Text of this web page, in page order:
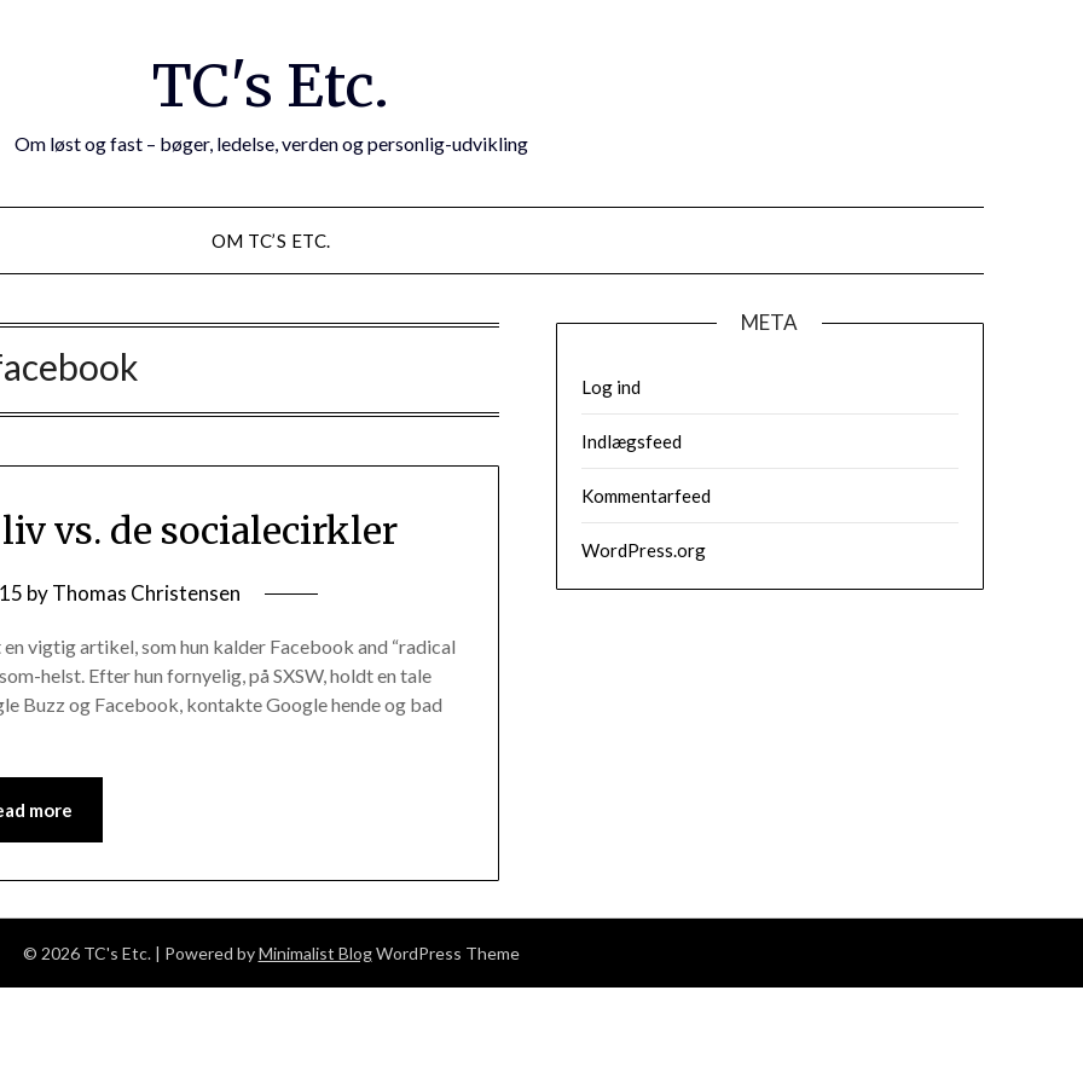
TC's Etc.
Om løst og fast – bøger, ledelse, verden og personlig-udvikling
OM TC’S ETC.
vs. de socialecirkler
byThomas Christensen
vigtig artikel, som hun kalder Facebook and “radical
helst. Efter hun fornyelig, på SXSW, holdt en tale
Buzz og Facebook, kontakte Google hende og bad
more
META
Log ind
Indlægsfeed
Kommentarfeed
WordPress.org
© 2026 TC's Etc. | Powered byMinimalist BlogWordPress Theme